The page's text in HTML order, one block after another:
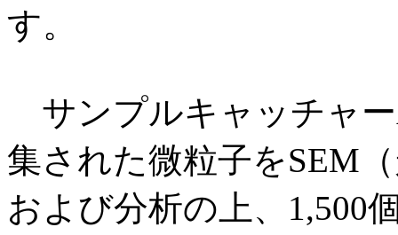
す。
サンプルキャッチャ
集された微粒子をSEM
および分析の上、1,500